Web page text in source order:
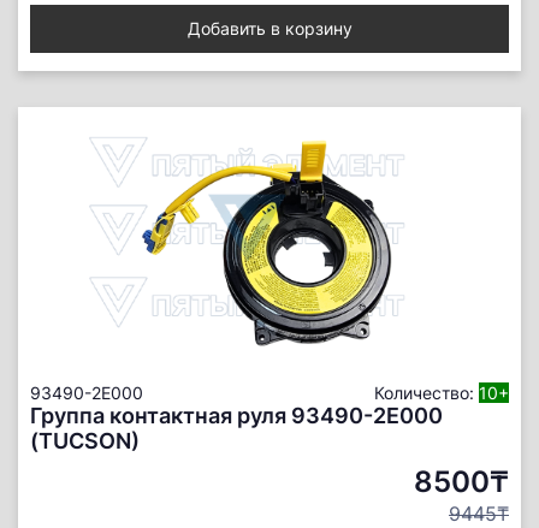
Добавить в корзину
93490-2E000 Количество: 10+
Группа контактная руля 93490-2E000
(TUCSON)
8500₸
9445₸